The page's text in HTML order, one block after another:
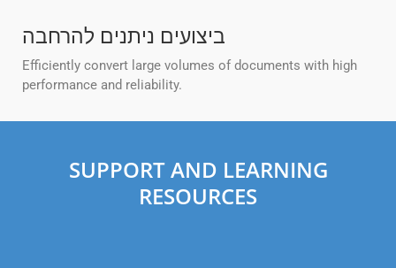
ביצועים ניתנים להרחבה
Efficiently convert large volumes of documents with high
performance and reliability.
SUPPORT AND LEARNING
RESOURCES